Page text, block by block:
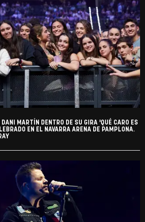
DANI MARTÍN DENTRO DE SU GIRA 'QUÉ CARO ES
EN EL NAVARRA ARENA DE PAMPLONA.